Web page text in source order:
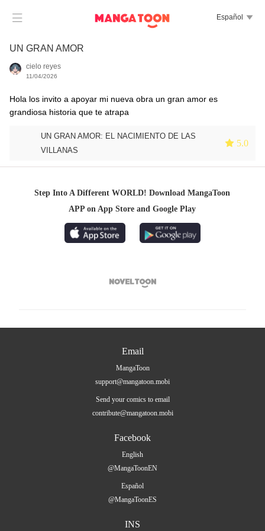
 Español 
UN GRAN AMOR
cielo reyes
11/04/2026
Hola los invito a apoyar mi nueva obra un gran amor es
grandiosa historia que te atrapa
UN GRAN AMOR: EL NACIMIENTO DE LAS
VILLANAS
 5.0
Step Into A Different WORLD! Download MangaToon
APP on App Store and Google Play

Email
MangaToon
support@mangatoon.mobi
Send your comics to email
contribute@mangatoon.mobi
Facebook
English
@MangaToonEN
Español
@MangaToonES
INS